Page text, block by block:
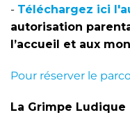
- Téléchargez ici
autorisation
l’accueil et aux
Pour réserver le
La Grimpe Ludique